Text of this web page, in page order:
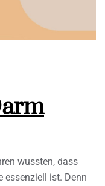
wussten, dass
essenziell ist. Denn